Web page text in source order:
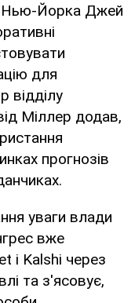
Нью-Йорка Джей
для
відділу
Міллер додав,
прогнозів
уваги влади
вже
і Kalshi через
та з'ясовує,